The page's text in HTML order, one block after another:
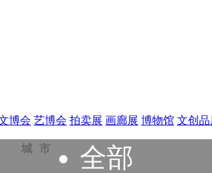
博会 艺博会 拍卖展 画廊展 博物馆 文创品
城市
全部